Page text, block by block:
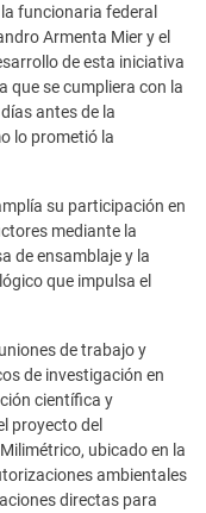
funcionaria federal
Armenta Mier y el
de esta iniciativa
que se cumpliera con la
antes de la
lo prometió la
su participación en
mediante la
de ensamblaje y la
que impulsa el
de trabajo y
de investigación en
científica y
proyecto del
ubicado en la
ambientales
directas para